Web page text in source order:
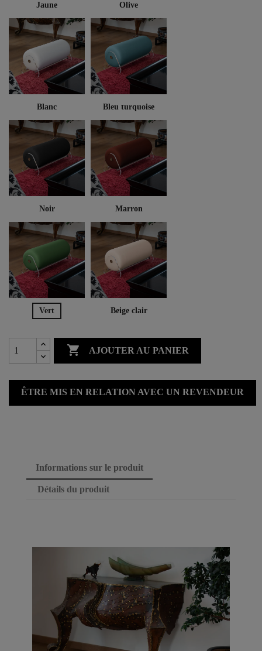
Jaune Olive
Blanc Bleu turquoise
Noir Marron
Vert Beige clair
 AJOUTER AU PANIER
ÊTRE MIS EN RELATION AVEC UN REVENDEUR
Informations sur le produit
Détails du produit